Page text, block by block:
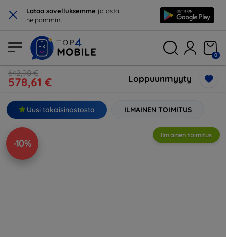
× Lataa sovelluksemme ja osta
helpommin.
0
642,90 €
578,61 € Loppuunmyyty
Uusi takaisinostosta ILMAINEN TOIMITUS
-10%
Ilmainen toimitus